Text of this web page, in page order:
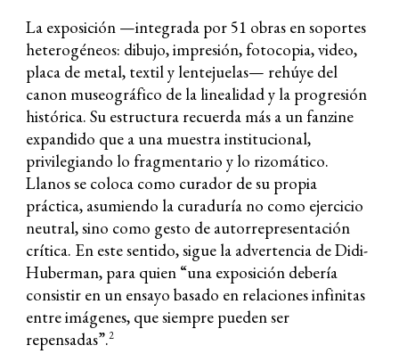
La exposición —integrada por 51 obras en soportes
heterogéneos: dibujo, impresión, fotocopia, video,
placa de metal, textil y lentejuelas— rehúye del
canon museográfico de la linealidad y la progresión
histórica. Su estructura recuerda más a un fanzine
expandido que a una muestra institucional,
privilegiando lo fragmentario y lo rizomático.
Llanos se coloca como curador de su propia
práctica, asumiendo la curaduría no como ejercicio
neutral, sino como gesto de autorrepresentación
crítica. En este sentido, sigue la advertencia de Didi-
Huberman, para quien “una exposición debería
consistir en un ensayo basado en relaciones infinitas
entre imágenes, que siempre pueden ser
repensadas”.2